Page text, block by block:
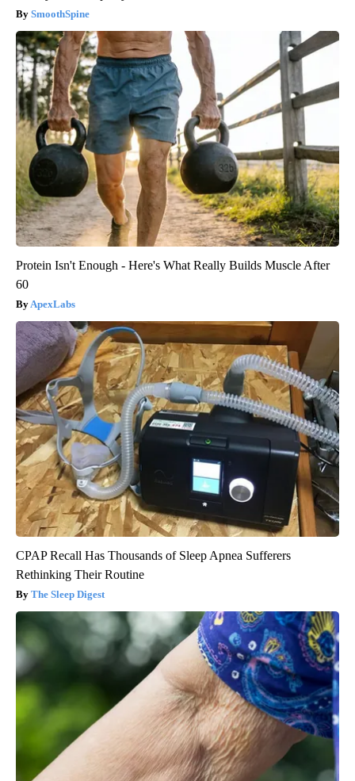
SmoothSpine
Protein Isn't Enough - Here's What Really Builds Muscle After
60
ApexLabs
CPAP Recall Has Thousands of Sleep Apnea Sufferers
Rethinking Their Routine
The Sleep Digest